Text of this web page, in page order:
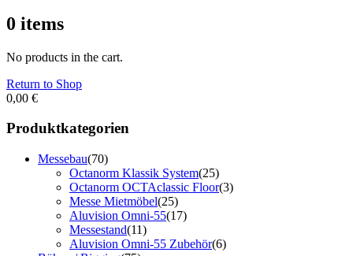
0 items
No products in the cart.
Return to Shop
0,00 €
Produktkategorien
Messebau(70)
Octanorm Klassik System(25)
Octanorm OCTAclassic Floor(3)
Messe Mietmöbel(25)
Aluvision Omni-55(17)
Messestand(11)
Aluvision Omni-55 Zubehör(6)